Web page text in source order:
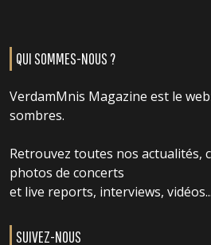
QUI SOMMES-NOUS ?
VerdamMnis Magazine est le
sombres.
Retrouvez toutes nos actualités,
photos de concerts
et live reports, interviews, vidéos...
SUIVEZ-NOUS